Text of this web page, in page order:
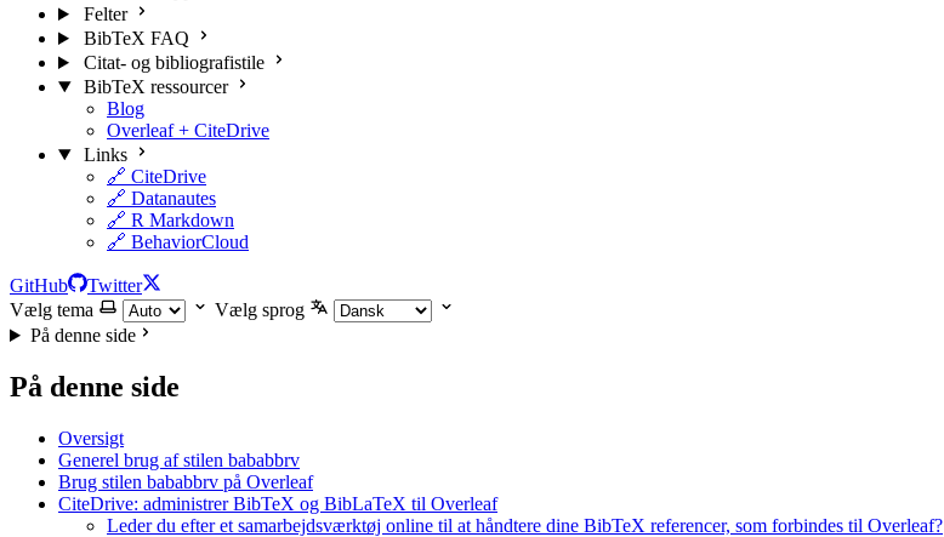
Felter
BibTeX FAQ
Citat- og bibliografistile
BibTeX ressourcer
Blog
Overleaf + CiteDrive
Links
🔗 CiteDrive
🔗 Datanautes
🔗 R Markdown
🔗 BehaviorCloud
GitHub
Twitter
Vælg tema
Vælg sprog
På denne side
På denne side
Oversigt
Generel brug af stilen bababbrv
Brug stilen bababbrv på Overleaf
CiteDrive: administrer BibTeX og BibLaTeX til Overleaf
Leder du efter et samarbejdsværktøj online til at håndtere dine BibTeX referencer, som forbindes til Overleaf?